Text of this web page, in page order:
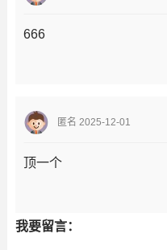
666
匿名 2025-12-01
顶一个
我要留言：